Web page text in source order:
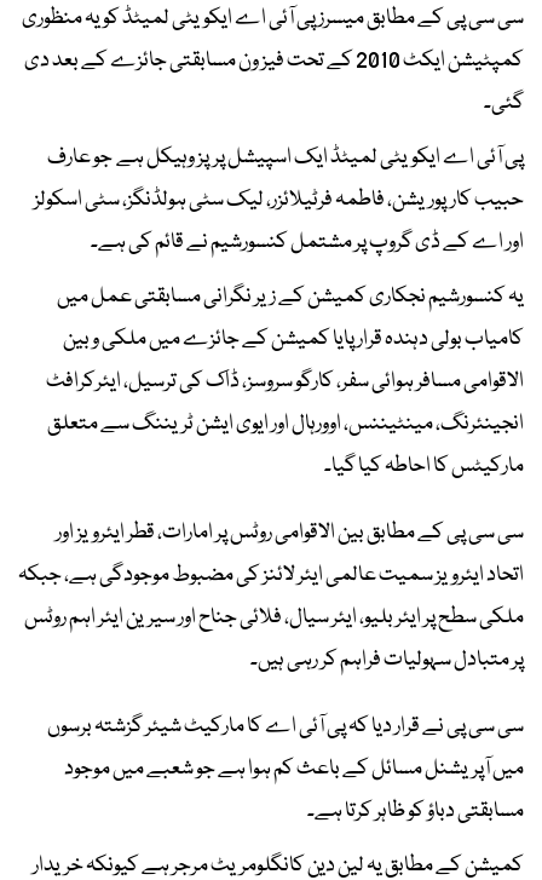
سی سی پی کے مطابق میسرز پی آئی اے ایکویٹی لمیٹڈ کو یہ منظوری
کمپٹیشن ایکٹ 2010 کے تحت فیز ون مسابقتی جائزے کے بعد دی
گئی۔
پی آئی اے ایکویٹی لمیٹڈ ایک اسپیشل پرپز وہیکل ہے جو عارف
حبیب کارپوریشن، فاطمہ فرٹیلائزر، لیک سٹی ہولڈنگز، سٹی اسکولز
اور اے کے ڈی گروپ پر مشتمل کنسورشیم نے قائم کی ہے۔
یہ کنسورشیم نجکاری کمیشن کے زیر نگرانی مسابقتی عمل میں
کامیاب بولی دہندہ قرار پایا کمیشن کے جائزے میں ملکی و بین
الاقوامی مسافر ہوائی سفر، کارگو سروسز، ڈاک کی ترسیل، ایئرکرافٹ
انجینئرنگ، مینٹیننس، اوورہال اور ایوی ایشن ٹریننگ سے متعلق
مارکیٹس کا احاطہ کیا گیا۔
سی سی پی کے مطابق بین الاقوامی روٹس پر امارات، قطر ایئرویز اور
اتحاد ایئرویز سمیت عالمی ایئر لائنز کی مضبوط موجودگی ہے، جبکہ
ملکی سطح پر ایئر بلیو، ایئر سیال، فلائی جناح اور سیرین ایئر اہم روٹس
پر متبادل سہولیات فراہم کر رہی ہیں۔
سی سی پی نے قرار دیا کہ پی آئی اے کا مارکیٹ شیئر گزشتہ برسوں
میں آپریشنل مسائل کے باعث کم ہوا ہے جو شعبے میں موجود
مسابقتی دباؤ کو ظاہر کرتا ہے۔
کمیشن کے مطابق یہ لین دین کانگلومریٹ مرجر ہے کیونکہ خریدار